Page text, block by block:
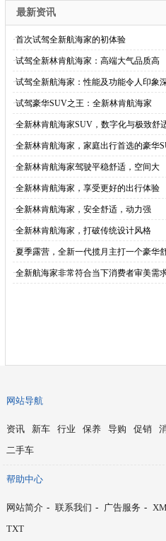
最新资讯
·首次试驾全新航海家的初体验
·试驾全新林肯航海家：高端大气品质高
·试驾全新航海家：性能及功能令人印象
·试驾豪华SUV之王：全新林肯航海家
·全新林肯航海家SUV，数字化与极致舒
·全新林肯航海家，家庭出行首选的豪华
·全新林肯航海家驾驶平稳舒适，空间大
·全新林肯航海家，享受更好的出行体验
·全新林肯航海家，安全舒适，动力强
·全新林肯航海家，打破传统设计风格
·夏季露营，全新一代揽月主打一个豪华
·全新航海家非常符合当下消费者审美需
网站导航
资讯 新车 行业 保养 导购 促销
二手车
帮助中心
网站简介 - 联系我们 - 广告服务 -
TXT